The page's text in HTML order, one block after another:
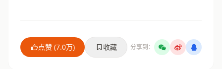
点赞 (7.0万) 收藏 分享到：